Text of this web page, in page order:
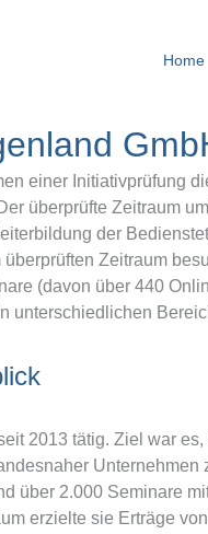
Home
einer Initiativprüfung
überprüfte Zeitraum
der
überprüften Zeitraum
(davon über 440
unterschiedlichen
2013 tätig. Ziel war
über 2.000 Seminare
erzielte sie Erträge